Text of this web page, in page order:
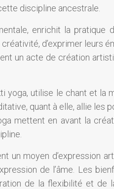
discipline ancestrale.
enrichit la pratique
d’exprimer leurs
un acte de création
yoga, utilise le chant et la
quant à elle, allie les
mettent en avant la
un moyen d’expression
de l’âme. Les
de la flexibilité et de